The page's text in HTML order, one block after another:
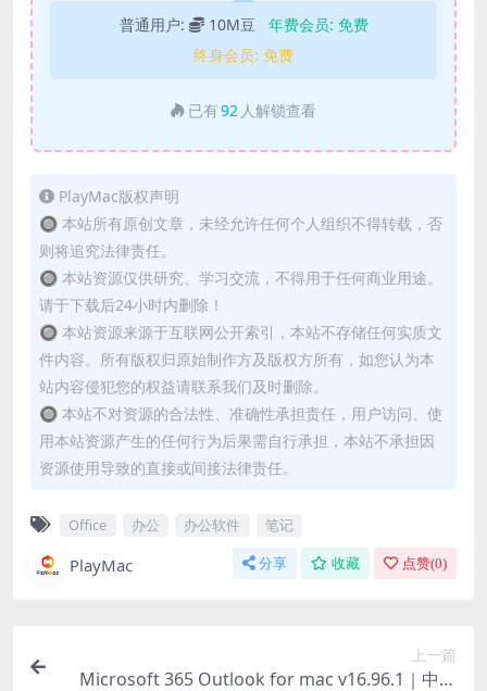
普通用户: 10M豆 年费会员: 免费
终身会员: 免费
已有92 人解锁查看
PlayMac版权声明
🔘 本站所有原创文章，未经允许任何个人组织不得转载，否
则将追究法律责任。
🔘 本站资源仅供研究、学习交流，不得用于任何商业用途。
请于下载后24小时内删除！
🔘 本站资源来源于互联网公开索引，本站不存储任何实质文
件内容。所有版权归原始制作方及版权方所有，如您认为本
站内容侵犯您的权益请联系我们及时删除。
🔘 本站不对资源的合法性、准确性承担责任，用户访问、使
用本站资源产生的任何行为后果需自行承担，本站不承担因
资源使用导致的直接或间接法律责任。
Office 办公 办公软件 笔记
PlayMac 分享 收藏 点赞(0)
上一篇
Microsoft 365 Outlook for mac v16.96.1｜中文